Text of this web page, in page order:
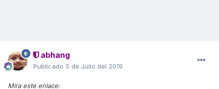
abhang
Publicado 5 de Julio del 2019
Mira este enlace: